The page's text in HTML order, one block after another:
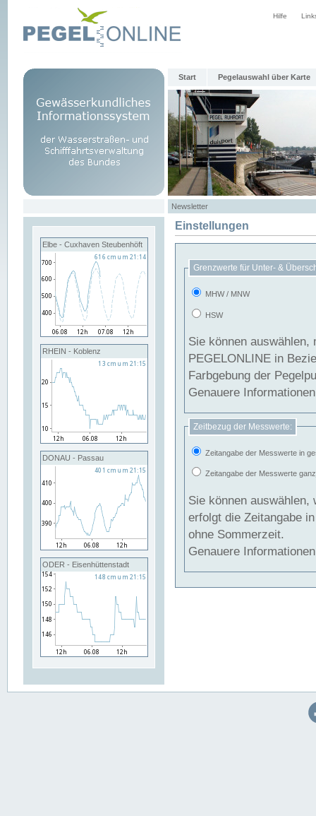
Hilfe
Start Pegelauswahl über Karte
Newsletter
Elbe - Cuxhaven Steubenhöft
RHEIN - Koblenz
DONAU - Passau
ODER - Eisenhüttenstadt
Einstellungen
Grenzwerte für Unter- &
MHW / MNW
HSW
Sie können
PEGELONLINE in Beziehung
Farbgebung der
Genauere
Zeitbezug der Messwerte:
Zeitangabe der Messwerte in
Zeitangabe der Messwerte
Sie können auswählen,
erfolgt die Zeitangabe
ohne Sommerzeit.
Genauere